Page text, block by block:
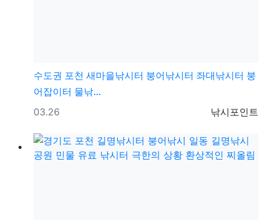
수도권 포천 새마을낚시터 붕어낚시터 좌대낚시터 붕
어잡이터 물낚…
등록자
낚시포인트
등록일
03.26